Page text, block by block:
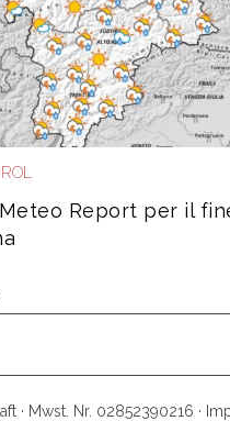
Report per il
· Mwst. Nr. 02852390216 ·